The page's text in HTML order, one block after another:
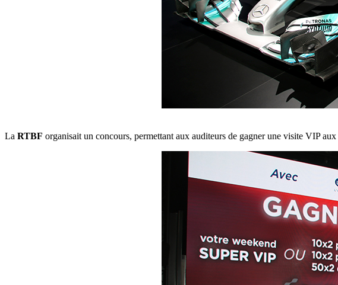
La RTBF organisait un concours, permettant aux auditeurs de gagner une visite VIP aux